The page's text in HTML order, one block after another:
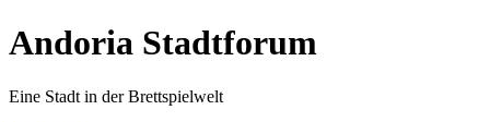
Andoria Stadtforum
Eine Stadt in der Brettspielwelt